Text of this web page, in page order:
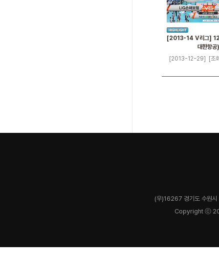
[2013-14 V리그]
대한항공)
[2013-12-29]
[조
(우)16267 경기도 수원
Copyright ⓒ